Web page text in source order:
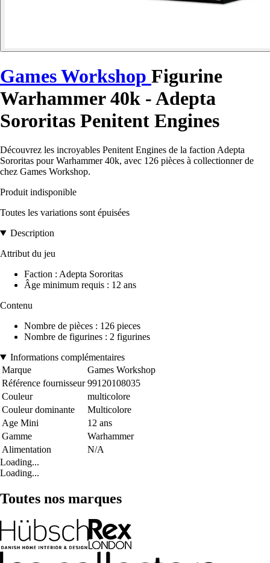
Games Workshop Figurine
Warhammer 40k - Adepta
Sororitas Penitent Engines
Découvrez les incroyables Penitent Engines de la faction Adepta
Sororitas pour Warhammer 40k, avec 126 pièces à collectionner de
chez Games Workshop.
Produit indisponible
Toutes les variations sont épuisées
Description
Attribut du jeu
Faction : Adepta Sororitas
Âge minimum requis : 12 ans
Contenu
Nombre de pièces : 126 pieces
Nombre de figurines : 2 figurines
Informations complémentaires
Marque
Games Workshop
Référence fournisseur 99120108035
Couleur
multicolore
Couleur dominante
Multicolore
Age Mini
12 ans
Gamme
Warhammer
Alimentation
N/A
Loading...
Loading...
Toutes nos marques